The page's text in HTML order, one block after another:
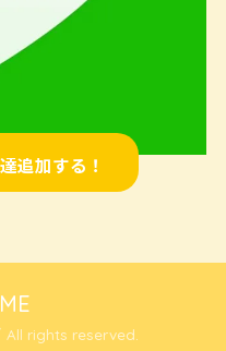
追加する！
All rights reserved.